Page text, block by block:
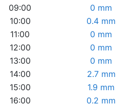
09:00
0 mm
10:00
0.4 mm
11:00
0 mm
12:00
0 mm
13:00
0 mm
14:00
2.7 mm
15:00
1.9 mm
16:00
0.2 mm